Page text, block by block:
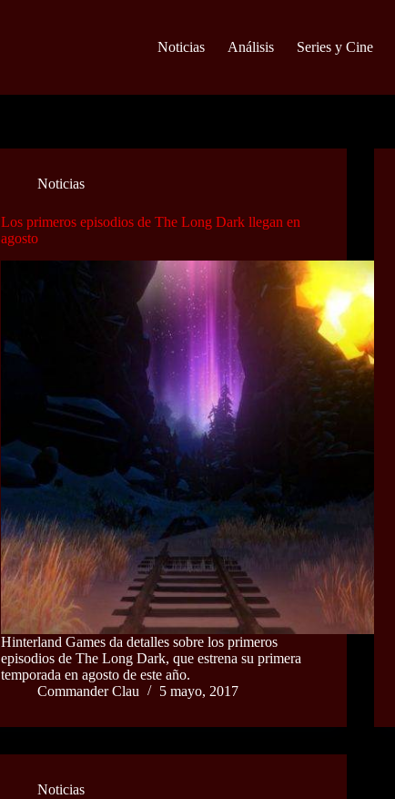
Noticias Análisis Series y Cine
Noticias
Los primeros episodios de The Long Dark llegan en
agosto
Hinterland Games da detalles sobre los primeros
episodios de The Long Dark, que estrena su primera
temporada en agosto de este año.
Commander Clau
5 mayo, 2017
Noticias